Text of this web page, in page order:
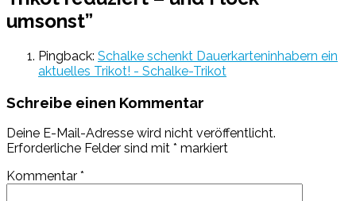
umsonst”
Pingback: Schalke schenkt Dauerkarteninhabern ein
aktuelles Trikot! - Schalke-Trikot
Schreibe einen Kommentar
Deine E-Mail-Adresse wird nicht veröffentlicht.
Erforderliche Felder sind mit * markiert
Kommentar *